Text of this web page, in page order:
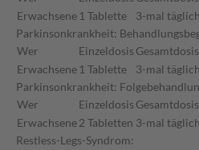
Erwachsene 1 Tablette 3-mal täglich
Parkinsonkrankheit:
Wer
Einzeldosis Gesamtdosis
Erwachsene 1 Tablette 3-mal täglich
Parkinsonkrankheit:
Wer
Einzeldosis Gesamtdosis
Erwachsene2 Tabletten 3-mal täglich
Restless-Legs-Syndrom: